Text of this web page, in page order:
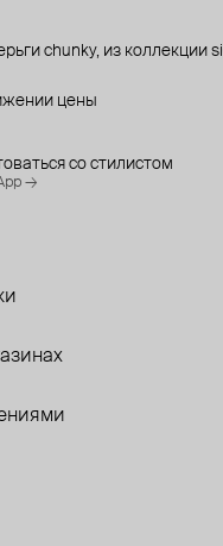
chunky, из коллекции
цены
со стилистом
→